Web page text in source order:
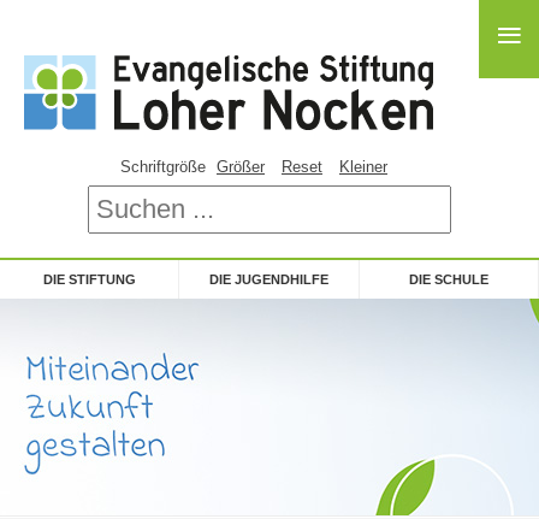
Schriftgröße Größer Reset Kleiner
DIE STIFTUNG DIE JUGENDHILFE DIE SCHULE
≡